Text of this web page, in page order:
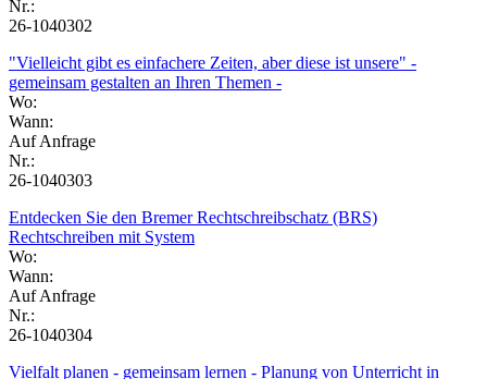
Nr.:
26-1040302
"Vielleicht gibt es einfachere Zeiten, aber diese ist unsere" -
gemeinsam gestalten an Ihren Themen -
Wo:
Wann:
Auf Anfrage
Nr.:
26-1040303
Entdecken Sie den Bremer Rechtschreibschatz (BRS)
Rechtschreiben mit System
Wo:
Wann:
Auf Anfrage
Nr.:
26-1040304
Vielfalt planen - gemeinsam lernen - Planung von Unterricht in